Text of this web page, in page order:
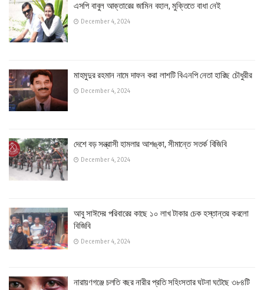
এসপি বাবুল আক্তারের জামিন বহাল, মুক্তিতে বাধা নেই
December 4, 2024
মাহমুদুর রহমান নামে দাফন করা লাশটি বিএনপি নেতা হারিছ চৌধুরীর
December 4, 2024
দেশে বড় সন্ত্রাসী হামলার আশঙ্কা, সীমান্তে সতর্ক বিজিবি
December 4, 2024
আবু সাঈদের পরিবারের কাছে ১০ লাখ টাকার চেক হস্তান্তর করলো
বিজিবি
December 4, 2024
নারায়ণগঞ্জে চলতি বছর নারীর প্রতি সহিংসতার ঘটনা ঘটেছে ৩৮৪টি